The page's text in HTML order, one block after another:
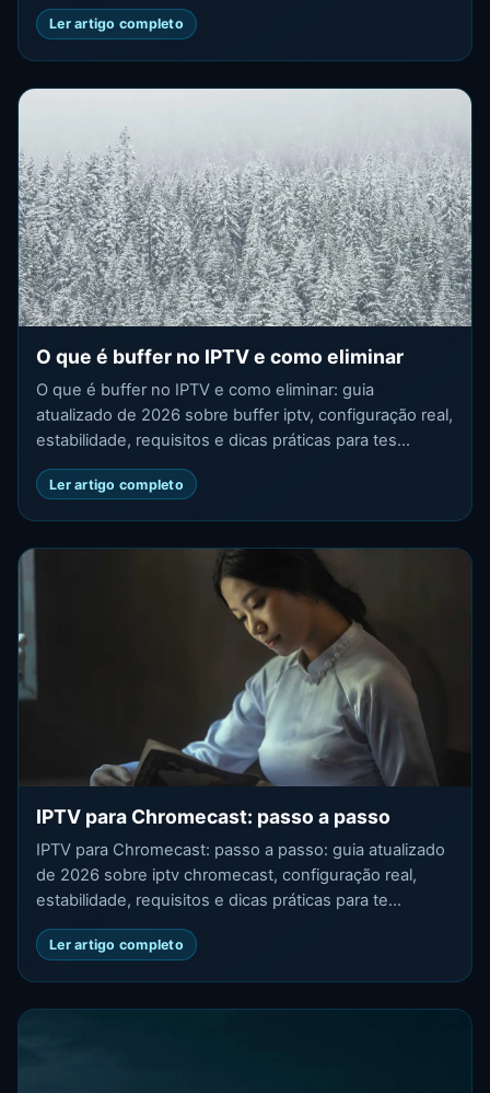
Ler artigo completo
O que é buffer no IPTV e como eliminar
O que é buffer no IPTV e como eliminar: guia
atualizado de 2026 sobre buffer iptv, configuração real,
estabilidade, requisitos e dicas práticas para tes...
Ler artigo completo
IPTV para Chromecast: passo a passo
IPTV para Chromecast: passo a passo: guia atualizado
de 2026 sobre iptv chromecast, configuração real,
estabilidade, requisitos e dicas práticas para te...
Ler artigo completo